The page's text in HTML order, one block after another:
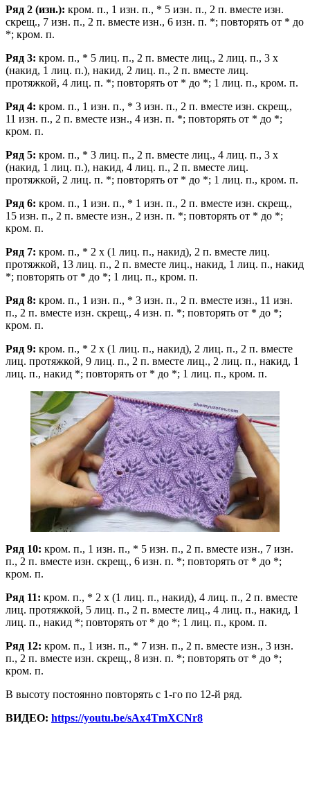
Ряд 2 (изн.): кром. п., 1 изн. п., * 5 изн. п., 2 п. вместе изн.
скрещ., 7 изн. п., 2 п. вместе изн., 6 изн. п. *; повторять от * до
*; кром. п.
Ряд 3: кром. п., * 5 лиц. п., 2 п. вместе лиц., 2 лиц. п., 3 х
(накид, 1 лиц. п.), накид, 2 лиц. п., 2 п. вместе лиц.
протяжкой, 4 лиц. п. *; повторять от * до *; 1 лиц. п., кром. п.
Ряд 4: кром. п., 1 изн. п., * 3 изн. п., 2 п. вместе изн. скрещ.,
11 изн. п., 2 п. вместе изн., 4 изн. п. *; повторять от * до *;
кром. п.
Ряд 5: кром. п., * 3 лиц. п., 2 п. вместе лиц., 4 лиц. п., 3 х
(накид, 1 лиц. п.), накид, 4 лиц. п., 2 п. вместе лиц.
протяжкой, 2 лиц. п. *; повторять от * до *; 1 лиц. п., кром. п.
Ряд 6: кром. п., 1 изн. п., * 1 изн. п., 2 п. вместе изн. скрещ.,
15 изн. п., 2 п. вместе изн., 2 изн. п. *; повторять от * до *;
кром. п.
Ряд 7: кром. п., * 2 х (1 лиц. п., накид), 2 п. вместе лиц.
протяжкой, 13 лиц. п., 2 п. вместе лиц., накид, 1 лиц. п., накид
*; повторять от * до *; 1 лиц. п., кром. п.
Ряд 8: кром. п., 1 изн. п., * 3 изн. п., 2 п. вместе изн., 11 изн.
п., 2 п. вместе изн. скрещ., 4 изн. п. *; повторять от * до *;
кром. п.
Ряд 9: кром. п., * 2 х (1 лиц. п., накид), 2 лиц. п., 2 п. вместе
лиц. протяжкой, 9 лиц. п., 2 п. вместе лиц., 2 лиц. п., накид, 1
лиц. п., накид *; повторять от * до *; 1 лиц. п., кром. п.
Ряд 10: кром. п., 1 изн. п., * 5 изн. п., 2 п. вместе изн., 7 изн.
п., 2 п. вместе изн. скрещ., 6 изн. п. *; повторять от * до *;
кром. п.
Ряд 11: кром. п., * 2 х (1 лиц. п., накид), 4 лиц. п., 2 п. вместе
лиц. протяжкой, 5 лиц. п., 2 п. вместе лиц., 4 лиц. п., накид, 1
лиц. п., накид *; повторять от * до *; 1 лиц. п., кром. п.
Ряд 12: кром. п., 1 изн. п., * 7 изн. п., 2 п. вместе изн., 3 изн.
п., 2 п. вместе изн. скрещ., 8 изн. п. *; повторять от * до *;
кром. п.
В высоту постоянно повторять с 1-го по 12-й ряд.
ВИДЕО: https://youtu.be/sAx4TmXCNr8